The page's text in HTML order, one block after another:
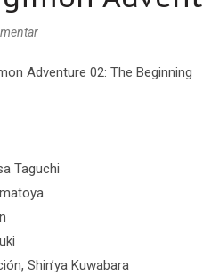
Adventure 02: The Beginning
Taguchi
Shin’ya Kuwabara